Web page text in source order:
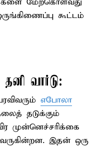
கூட்டம்
வார்டு:
எபோலா
தடுக்கும்
முன்னெச்சரிக்கை
இதன் ஒரு